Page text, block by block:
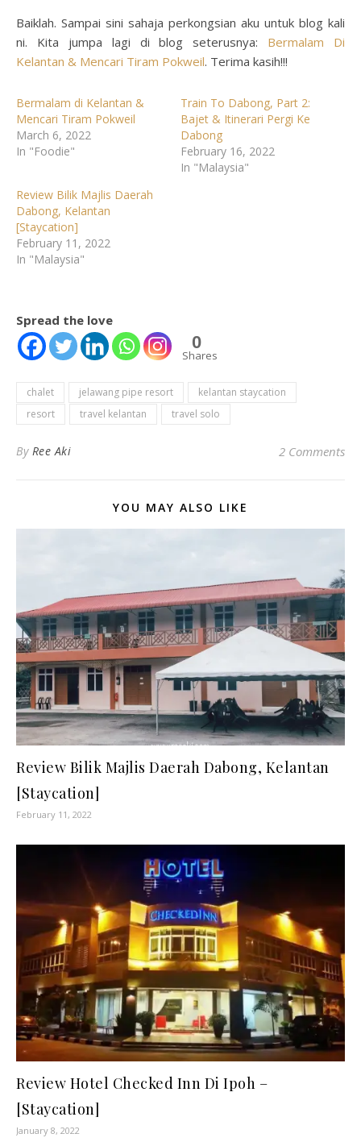
Baiklah. Sampai sini sahaja perkongsian aku untuk blog kali
ni. Kita jumpa lagi di blog seterusnya: Bermalam Di
Kelantan & Mencari Tiram Pokweil. Terima kasih!!!
Bermalam di Kelantan &
Mencari Tiram Pokweil
March 6, 2022
In "Foodie"
Train To Dabong, Part 2:
Bajet & Itinerari Pergi Ke
Dabong
February 16, 2022
In "Malaysia"
Review Bilik Majlis Daerah
Dabong, Kelantan
[Staycation]
February 11, 2022
In "Malaysia"
Spread the love
0
Shares
chalet jelawang pipe resort
kelantan staycation
resort
travel kelantan travel solo
By Ree Aki 2 Comments
YOU MAY ALSO LIKE
Review Bilik Majlis Daerah Dabong, Kelantan
[Staycation]
February 11, 2022
Review Hotel Checked Inn Di Ipoh –
[Staycation]
January 8, 2022